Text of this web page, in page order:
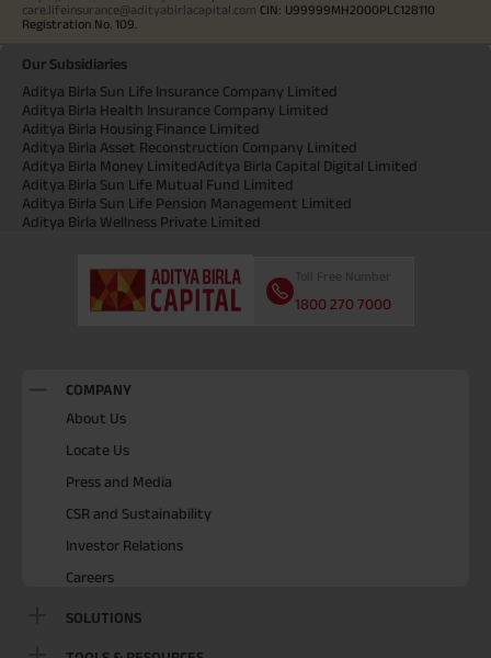
care.lifeinsurance@adityabirlacapital.com CIN: U99999MH2000PLC128110
Registration No. 109.
Our Subsidiaries
Aditya Birla Sun Life Insurance Company Limited
Aditya Birla Health Insurance Company Limited
Aditya Birla Housing Finance Limited
Aditya Birla Asset Reconstruction Company Limited
Aditya Birla Money LimitedAditya Birla Capital Digital Limited
Aditya Birla Sun Life Mutual Fund Limited
Aditya Birla Sun Life Pension Management Limited
Aditya Birla Wellness Private Limited
Toll Free Number
1800 270 7000
COMPANY
About Us
Locate Us
Press and Media
CSR and Sustainability
Investor Relations
Careers
SOLUTIONS